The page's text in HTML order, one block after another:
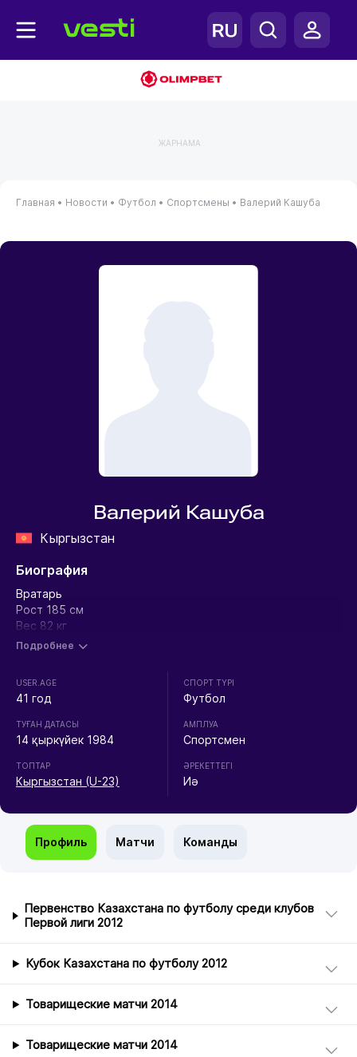
ЖАРНАМА
Главная • Новости • Футбол • Спортсмены • Валерий Кашуба
Валерий Кашуба
Кыргызстан
Биография
Вратарь
Рост 185 см
Вес 82 кг
Подробнее
USER.AGE
41 год
ТУҒАН ДАТАСЫ
14 қыркүйек 1984
ТОПТАР
Кыргызстан (U-23)
СПОРТ ТҮРІ
Футбол
АМПЛУА
Спортсмен
ӘРЕКЕТТЕГІ
Иә
Профиль Матчи Команды
Первенство Казахстана по футболу среди клубов
Первой лиги 2012
Кубок Казахстана по футболу 2012
Товарищеские матчи 2014
Товарищеские матчи 2014